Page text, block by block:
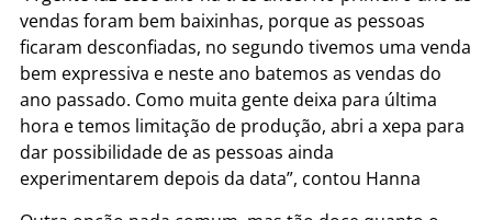
vendas foram bem baixinhas, porque as pessoas
ficaram desconfiadas, no segundo tivemos uma venda
bem expressiva e neste ano batemos as vendas do
ano passado. Como muita gente deixa para última
hora e temos limitação de produção, abri a xepa para
dar possibilidade de as pessoas ainda
experimentarem depois da data”, contou Hanna